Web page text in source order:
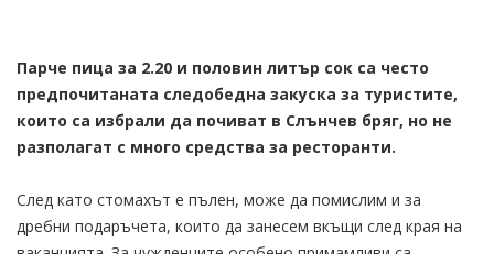
Парче пица за 2.20 и половин литър сок са често
предпочитаната следобедна закуска за туристите,
които са избрали да почиват в Слънчев бряг, но не
разполагат с много средства за ресторанти.
След като стомахът е пълен, може да помислим и за
дребни подаръчета, които да занесем вкъщи след края на